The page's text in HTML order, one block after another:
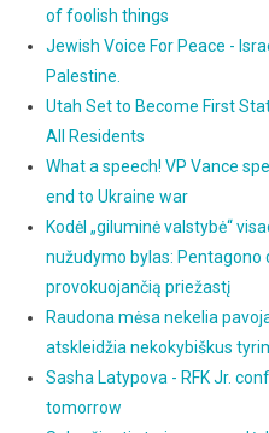
of foolish things
Jewish Voice For Peace -
Palestine.
Utah Set to Become First
All Residents
What a speech! VP Vance
end to Ukraine war
Kodėl „giluminė valstybė“
nužudymo bylas:
provokuojančią priežastį
Raudona mėsa nekelia
atskleidžia nekokybiškus
Sasha Latypova - RFK Jr.
tomorrow